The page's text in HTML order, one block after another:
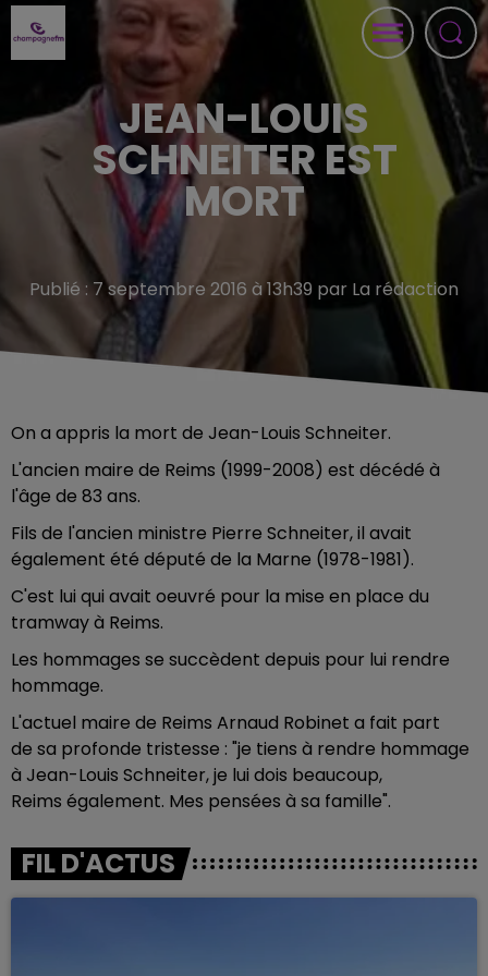
JEAN-LOUIS
SCHNEITER EST
MORT
Publié : 7 septembre 2016 à 13h39 par La rédaction
On a appris la mort de Jean-Louis Schneiter.
L'ancien maire de Reims (1999-2008) est décédé à
l'âge de 83 ans.
Fils de l'ancien ministre Pierre Schneiter, il avait
également été député de la Marne (1978-1981).
C'est lui qui avait oeuvré pour la mise en place du
tramway à Reims.
Les hommages se succèdent depuis pour lui rendre
hommage.
L'actuel maire de Reims Arnaud Robinet a fait part
de sa profonde tristesse : "je tiens à rendre hommage
à Jean-Louis Schneiter, je lui dois beaucoup,
Reims également. Mes pensées à sa famille".
FIL D'ACTUS